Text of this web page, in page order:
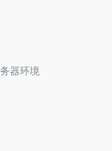
器环境